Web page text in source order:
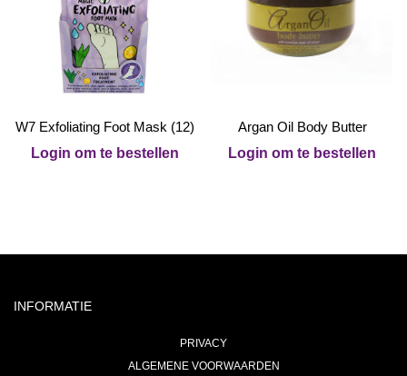
W7 Exfoliating Foot Mask (12)
Login om te bestellen
Argan Oil Body Butter
Login om te bestellen
INFORMATIE
PRIVACY
ALGEMENE VOORWAARDEN